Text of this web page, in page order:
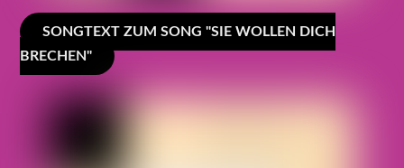
SONGTEXT ZUM SONG "SIE WOLLEN DICH
BRECHEN"